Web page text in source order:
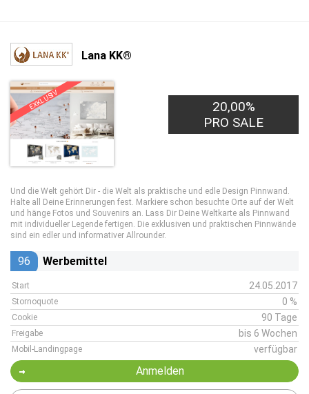
Lana KK®
EXKLUSIV
20,00%
PRO SALE
Und die Welt gehört Dir - die Welt als praktische und edle Design Pinnwand.
Halte all Deine Erinnerungen fest. Markiere schon besuchte Orte auf der Welt
und hänge Fotos und Souvenirs an. Lass Dir Deine Weltkarte als Pinnwand
mit individueller Legende fertigen. Die exklusiven und praktischen Pinnwände
sind ein edler und informativer Allrounder.
96 Werbemittel
Start 24.05.2017
Stornoquote 0 %
Cookie 90 Tage
Freigabe bis 6 Wochen
Mobil-Landingpage verfügbar
Anmelden